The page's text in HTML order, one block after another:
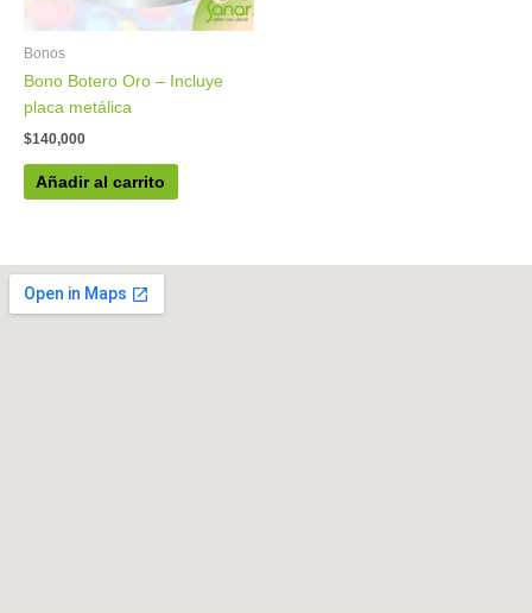
Bonos
Bono Botero Oro – Incluye
placa metálica
$140,000
Añadir al carrito